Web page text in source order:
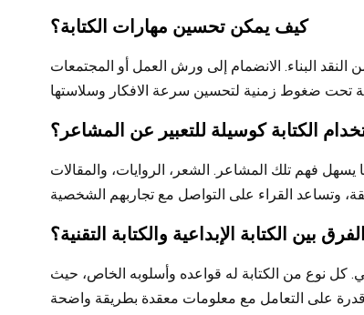
كيف يمكن تحسين مهارات الكتابة؟
البناء. الانضمام إلى ورش العمل أو المجتمعات
الكتابة كوسيلة للتعبير عن المشاعر؟
يسهل فهم تلك المشاعر. الشعر، الروايات، والمقالات
بين الكتابة الإبداعية والكتابة التقنية؟
كل نوع من الكتابة له قواعده وأسلوبه الخاص، حيث